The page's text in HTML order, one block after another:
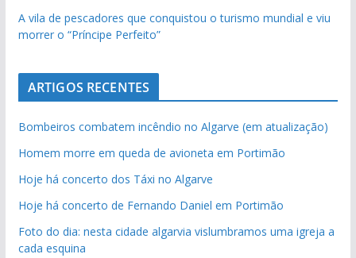
A vila de pescadores que conquistou o turismo mundial e viu
morrer o “Príncipe Perfeito”
ARTIGOS RECENTES
Bombeiros combatem incêndio no Algarve (em atualização)
Homem morre em queda de avioneta em Portimão
Hoje há concerto dos Táxi no Algarve
Hoje há concerto de Fernando Daniel em Portimão
Foto do dia: nesta cidade algarvia vislumbramos uma igreja a
cada esquina